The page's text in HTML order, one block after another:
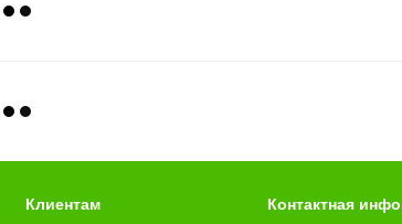
Клиентам Контактная